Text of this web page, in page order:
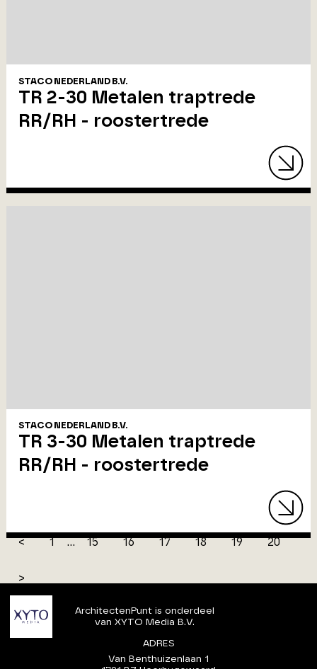
STACO NEDERLAND B.V.
TR 2-30 Metalen traptrede
RR/RH - roostertrede
STACO NEDERLAND B.V.
TR 3-30 Metalen traptrede
RR/RH - roostertrede
< 1 ... 15 16 17 18 19 20
>
ArchitectenPunt is onderdeel
van XYTO Media B.V.
ADRES
Van Benthuizenlaan 1